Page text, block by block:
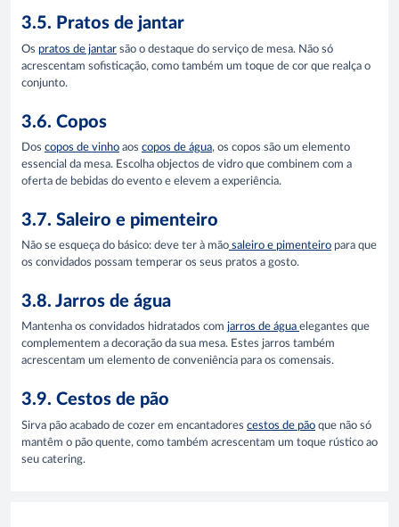
3.5. Pratos de jantar
Os pratos de jantar são o destaque do serviço de mesa. Não só
acrescentam sofisticação, como também um toque de cor que realça o
conjunto.
3.6. Copos
Dos copos de vinho aos copos de água, os copos são um elemento
essencial da mesa. Escolha objectos de vidro que combinem com a
oferta de bebidas do evento e elevem a experiência.
3.7. Saleiro e pimenteiro
Não se esqueça do básico: deve ter à mão saleiro e pimenteiro para que
os convidados possam temperar os seus pratos a gosto.
3.8. Jarros de água
Mantenha os convidados hidratados com jarros de água elegantes que
complementem a decoração da sua mesa. Estes jarros também
acrescentam um elemento de conveniência para os comensais.
3.9. Cestos de pão
Sirva pão acabado de cozer em encantadores cestos de pão que não só
mantêm o pão quente, como também acrescentam um toque rústico ao
seu catering.